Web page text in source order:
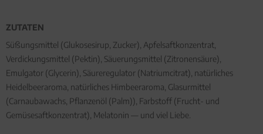
ZUTATEN
Süßungsmittel (Glukosesirup, Zucker), Apfelsaftkonzentrat,
Verdickungsmittel (Pektin), Säuerungsmittel (Zitronensäure),
Emulgator (Glycerin), Säureregulator (Natriumcitrat), natürliches
Heidelbeeraroma, natürliches Himbeeraroma, Glasurmittel
(Carnaubawachs, Pflanzenöl (Palm)), Farbstoff (Frucht- und
Gemüsesaftkonzentrat), Melatonin — und viel Liebe.